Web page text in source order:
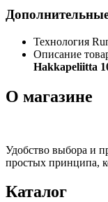
Технология
Описание
Hakkapeliitta
О магазине
Удобство выбора и
простых принципа,
Каталог